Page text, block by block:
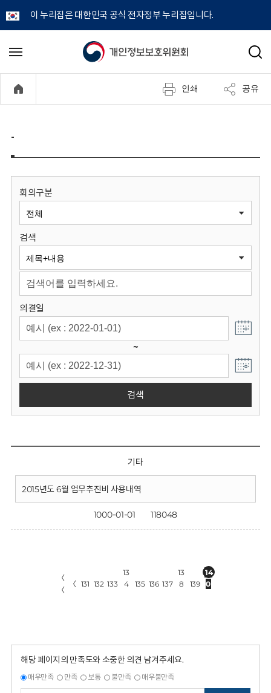
이 누리집은 대한민국 공식 전자정부 누리집입니다.
개
정
보
원
회
메
기
검
인쇄 공유
-
회의구분
검색
의결일
~
검색
기타
2015년도 6월 업무추진비 사용내역
1000-01-01 118048
〈
〈
〈 131 132 133
13
4
135 136 137
13
8
139
14
0
해당 페이지의 만족도와 소중한 의견 남겨주세요.
매우만족 만족 보통 불만족 매우불만족